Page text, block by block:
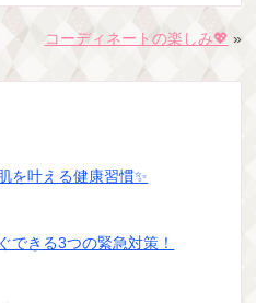
コーディネートの楽しみ💖 »
を叶える健康習慣✨
できる3つの緊急対策！